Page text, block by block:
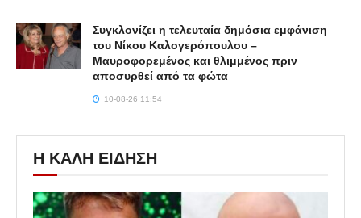
Συγκλονίζει η τελευταία δημόσια εμφάνιση
του Νίκου Καλογερόπουλου –
Μαυροφορεμένος και θλιμμένος πριν
αποσυρθεί από τα φώτα
10-08-26 11:54
Η ΚΑΛΗ ΕΙΔΗΣΗ